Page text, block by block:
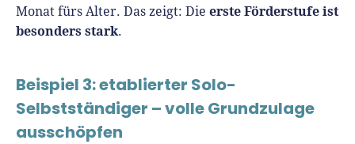
Monat fürs Alter. Das zeigt: Die erste Förderstufe ist
besonders stark.
Beispiel 3: etablierter Solo-
Selbstständiger – volle Grundzulage
ausschöpfen